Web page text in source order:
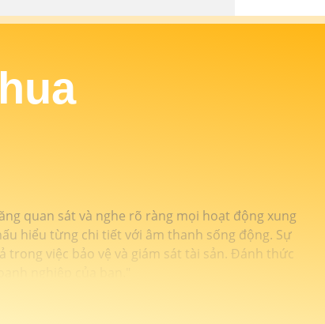
quan sát và nghe rõ ràng mọi hoạt động xung
hiểu từng chi tiết với âm thanh sống động. Sự
việc bảo vệ và giám sát tài sản. Đánh thức